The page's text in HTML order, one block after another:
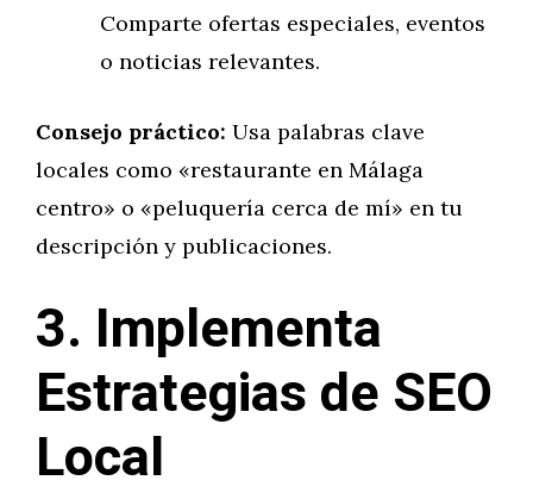
Comparte ofertas especiales, eventos
o noticias relevantes.
Consejo práctico: Usa palabras clave
locales como «restaurante en Málaga
centro» o «peluquería cerca de mí» en tu
descripción y publicaciones.
3. Implementa
Estrategias de SEO
Local